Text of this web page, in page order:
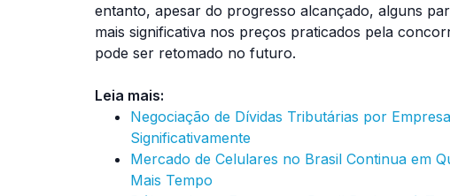
entanto, apesar do progresso alcançado, alguns
mais significativa nos preços praticados pela
pode ser retomado no futuro.
Leia mais:
Negociação de Dívidas Tributárias por
Significativamente
Mercado de Celulares no Brasil Continua em
Mais Tempo